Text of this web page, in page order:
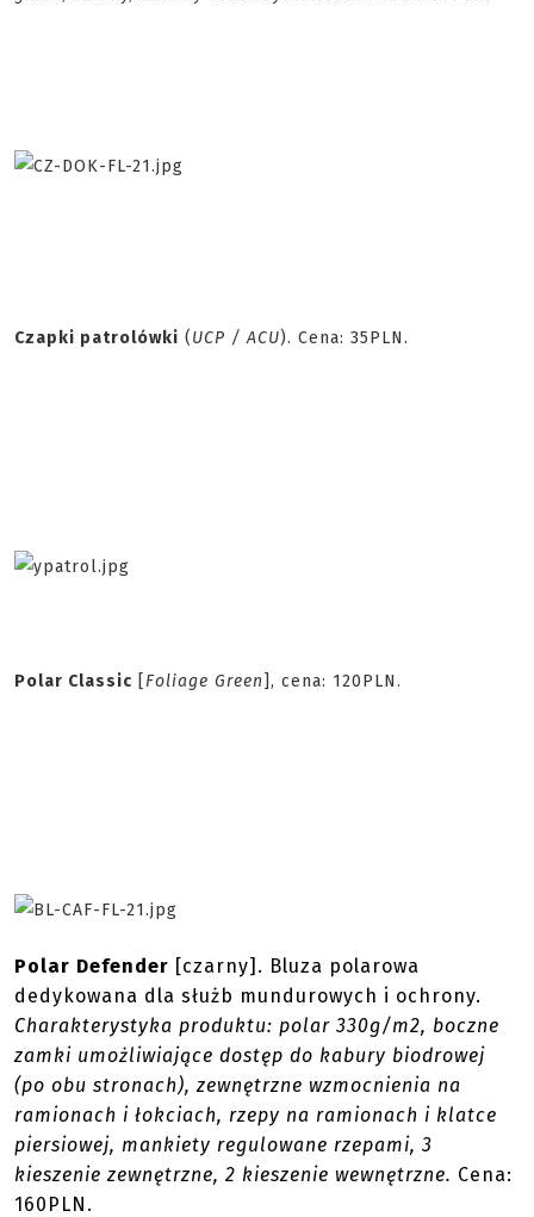
Czapki patrolówki (UCP / ACU). Cena: 35PLN.
Polar Classic [ Foliage Green], cena: 120PLN.
Polar Defender [czarny]. Bluza polarowa
dedykowana dla służb mundurowych i ochrony.
Charakterystyka produktu: polar 330g/m2, boczne
zamki umożliwiające dostęp do kabury biodrowej
(po obu stronach), zewnętrzne wzmocnienia na
ramionach i łokciach, rzepy na ramionach i klatce
piersiowej, mankiety regulowane rzepami, 3
kieszenie zewnętrzne, 2 kieszenie wewnętrzne. Cena:
160PLN.